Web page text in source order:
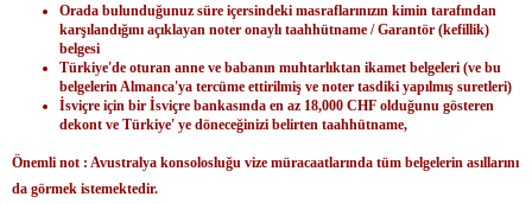
Orada bulunduğunuz süre içersindeki masraflarınızın kimin tarafından
karşılandığını açıklayan noter onaylı taahhütname / Garantör (kefillik)
belgesi
Türkiye'de oturan anne ve babanın muhtarlıktan ikamet belgeleri (ve bu
belgelerin Almanca'ya tercüme ettirilmiş ve noter tasdiki yapılmış suretleri)
İsviçre için bir İsviçre bankasında en az 18,000 CHF olduğunu gösteren
dekont ve Türkiye' ye döneceğinizi belirten taahhütname,
Önemli not : Avustralya konsolosluğu vize müracaatlarında tüm belgelerin asıllarını
da görmek istemektedir.